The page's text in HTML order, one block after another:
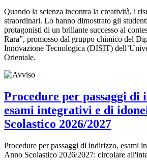
Quando la scienza incontra la creatività, i
straordinari. Lo hanno dimostrato gli
protagonisti di un brillante successo al
Rara”, promosso dal gruppo chimico del
Innovazione Tecnologica (DISIT)
Orientale.
Procedure per passaggi di
esami integrativi e di
Scolastico 2026/2027
Procedure per passaggi di indirizzo, esami
Anno Scolastico 2026/2027: circolare